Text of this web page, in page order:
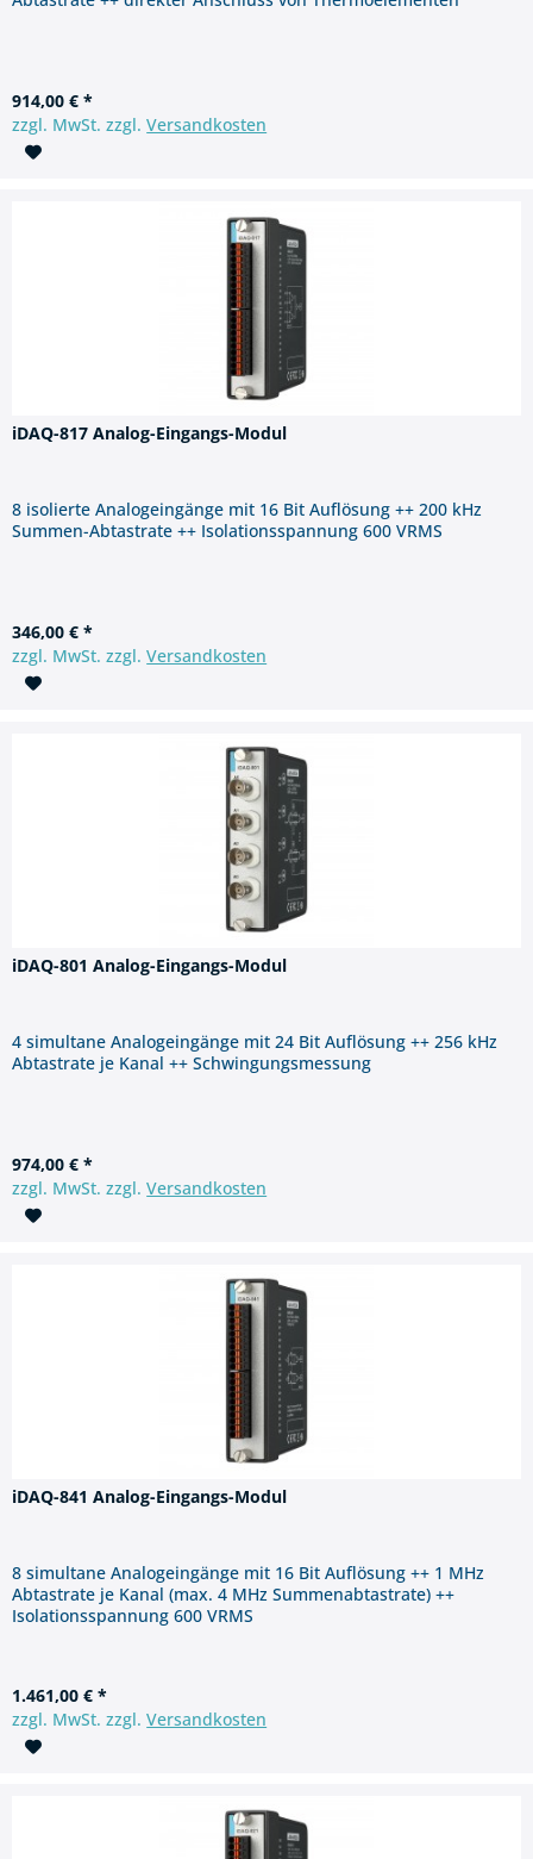
914,00 € *
zzgl. MwSt. zzgl.Versandkosten
iDAQ-817 Analog-Eingangs-Modul
8 isolierte Analogeingänge mit 16 Bit Auflösung ++ 200 kHz
Summen-Abtastrate ++ Isolationsspannung 600 VRMS
346,00 € *
zzgl. MwSt. zzgl.Versandkosten
iDAQ-801 Analog-Eingangs-Modul
4 simultane Analogeingänge mit 24 Bit Auflösung ++ 256 kHz
Abtastrate je Kanal ++ Schwingungsmessung
974,00 € *
zzgl. MwSt. zzgl.Versandkosten
iDAQ-841 Analog-Eingangs-Modul
8 simultane Analogeingänge mit 16 Bit Auflösung ++ 1 MHz
Abtastrate je Kanal (max. 4 MHz Summenabtastrate) ++
Isolationsspannung 600 VRMS
1.461,00 € *
zzgl. MwSt. zzgl.Versandkosten